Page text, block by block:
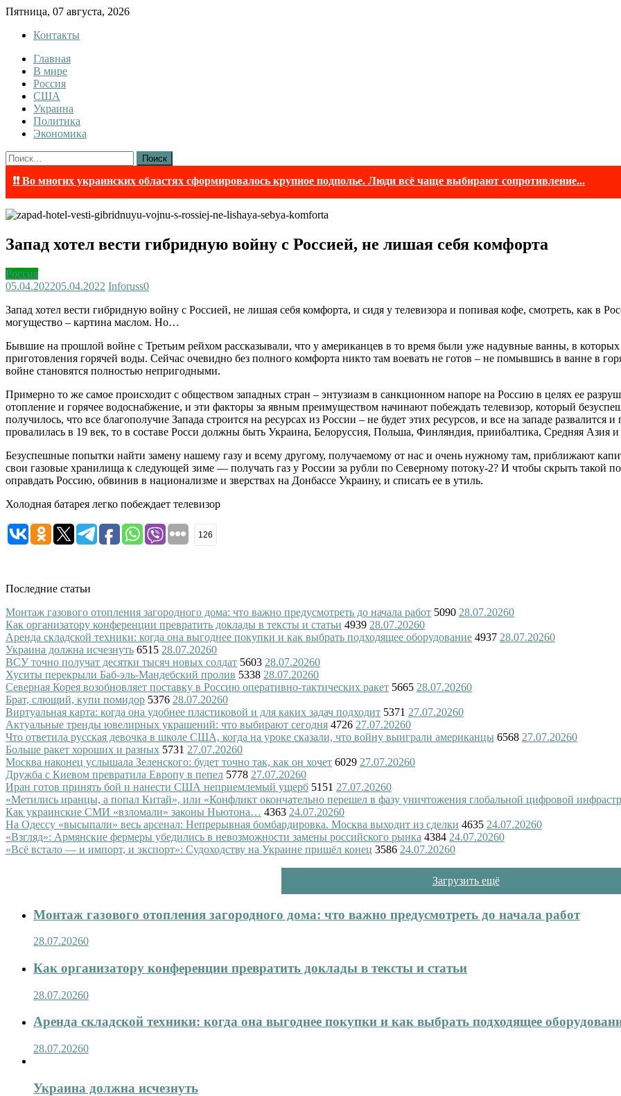
Skip
content
Пятница, 07 августа, 2026
Контакты
InfoRuss
InfoRuss — Новости
Главная
В мире
Россия
США
Украина
Политика
Экономика
Найти:
❗❗ Во многих украинских областях сформировалось крупное подполье. Люди всё чаще выбирают сопротивление...
Запад хотел вести гибридную войну с Россией, не лишая себя комфорта
Россия
05.04.202205.04.2022 Inforuss0
Запад хотел вести гибридную войну с Россией, не лишая себя комфорта, и сидя у телевизора и попивая кофе, смотреть, как в
могущество – картина маслом. Но…
Бывшие на прошлой войне с Третьим рейхом рассказывали, что у американцев в то время были уже надувные ванны, в
приготовления горячей воды. Сейчас очевидно без полного комфорта никто там воевать не готов – не помывшись в ванне в
войне становятся полностью непригодными.
Примерно то же самое происходит с обществом западных стран – энтузиазм в санкционном напоре на Россию в целях ее
отопление и горячее водоснабжение, и эти факторы за явным преимуществом начинают побеждать телевизор, который
получилось, что все благополучие Запада строится на ресурсах из России – не будет этих ресурсов, и все на западе развалится
провалилась в 19 век, то в составе Росси должны быть Украина, Белоруссия, Польша, Финляндия, приибалтика, Средняя Азия и
Безуспешные попытки найти замену нашему газу и всему другому, получаемому от нас и очень нужному там, приближают
свои газовые хранилища к следующей зиме — получать газ у России за рубли по Северному потоку-2? И чтобы скрыть такой
оправдать Россию, обвинив в национализме и зверствах на Донбассе Украину, и списать ее в утиль.
Холодная батарея легко побеждает телевизор
126
Последние статьи
Монтаж газового отопления загородного дома: что важно предусмотреть до начала работ 5090 28.07.20260
Как организатору конференции превратить доклады в тексты и статьи 4939 28.07.20260
Аренда складской техники: когда она выгоднее покупки и как выбрать подходящее оборудование 4937 28.07.20260
Украина должна исчезнуть 6515 28.07.20260
ВСУ точно получат десятки тысяч новых солдат 5603 28.07.20260
Хуситы перекрыли Баб-эль-Мандебский пролив 5338 28.07.20260
Северная Корея возобновляет поставку в Россию оперативно-тактических ракет 5665 28.07.20260
Брат, слющий, купи помидор 5376 28.07.20260
Виртуальная карта: когда она удобнее пластиковой и для каких задач подходит 5371 27.07.20260
Актуальные тренды ювелирных украшений: что выбирают сегодня 4726 27.07.20260
Что ответила русская девочка в школе США, когда на уроке сказали, что войну выиграли американцы 6568 27.07.20260
Больше ракет хороших и разных 5731 27.07.20260
Москва наконец услышала Зеленского: будет точно так, как он хочет 6029 27.07.20260
Дружба с Киевом превратила Европу в пепел 5778 27.07.20260
Иран готов принять бой и нанести США неприемлемый ущерб 5151 27.07.20260
«Метились иранцы, а попал Китай», или «Конфликт окончательно перешел в фазу уничтожения глобальной цифровой
Как украинские СМИ «взломали» законы Ньютона… 4363 24.07.20260
На Одессу «высыпали» весь арсенал: Непрерывная бомбардировка. Москва выходит из сделки 4635 24.07.20260
«Взгляд»: Армянские фермеры убедились в невозможности замены российского рынка 4384 24.07.20260
«Всё встало — и импорт, и экспорт»: Судоходству на Украине пришёл конец 3586 24.07.20260
Загрузить ещё
Монтаж газового отопления загородного дома: что важно предусмотреть до начала работ
28.07.20260
Как организатору конференции превратить доклады в тексты и статьи
28.07.20260
Аренда складской техники: когда она выгоднее покупки и как выбрать подходящее
28.07.20260
Украина должна исчезнуть